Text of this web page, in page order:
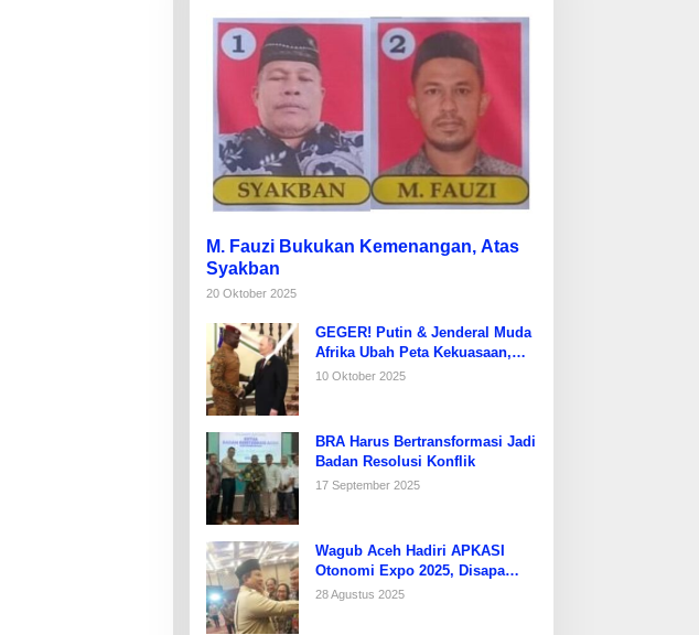
M. Fauzi Bukukan Kemenangan, Atas
Syakban
20 Oktober 2025
GEGER! Putin & Jenderal Muda
Afrika Ubah Peta Kekuasaan,
Prancis Diusir dari Sahel!
10 Oktober 2025
BRA Harus Bertransformasi Jadi
Badan Resolusi Konflik
17 September 2025
Wagub Aceh Hadiri APKASI
Otonomi Expo 2025, Disapa
Hangat Presiden Prabowo
28 Agustus 2025